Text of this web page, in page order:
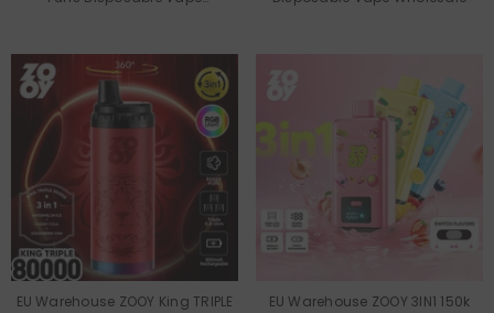
EU Warehouse ZOOY King TRIPLE
EU Warehouse ZOOY 3IN1 150k